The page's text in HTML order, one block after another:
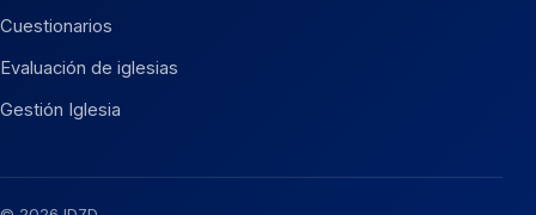
Cuestionarios
Evaluación de iglesias
Gestión Iglesia